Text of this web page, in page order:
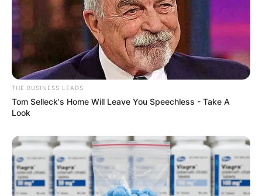
THE BUSINESS LEADS
Tom Selleck's Home Will Leave You Speechless - Take A
Look